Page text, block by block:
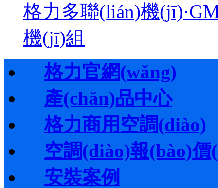
格力多聯(lián)機
機(jī)組
格力官網(wǎng)
產(chǎn)品中心
格力商用空調(diào)
空調(diào)報(bào)
安裝案例